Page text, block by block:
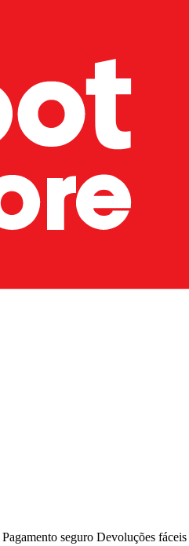
Pagamento seguro Devoluções fáceis